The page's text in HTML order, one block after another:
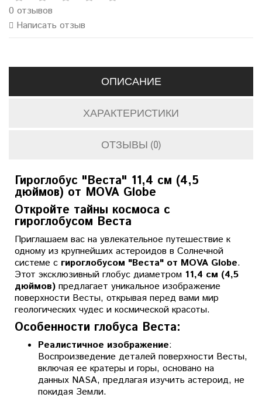
0 отзывов
Написать отзыв
ОПИСАНИЕ
ХАРАКТЕРИСТИКИ
ОТЗЫВЫ (0)
Гироглобус "Веста" 11,4 см (4,5
дюймов) от MOVA Globe
Откройте тайны космоса с
гироглобусом Веста
Приглашаем вас на увлекательное путешествие к
одному из крупнейших астероидов в Солнечной
системе с гироглобусом "Веста" от MOVA Globe.
Этот эксклюзивный глобус диаметром 11,4 см (4,5
дюймов) предлагает уникальное изображение
поверхности Весты, открывая перед вами мир
геологических чудес и космической красоты.
Особенности глобуса Веста:
Реалистичное изображение:
Воспроизведение деталей поверхности Весты,
включая ее кратеры и горы, основано на
данных NASA, предлагая изучить астероид, не
покидая Земли.